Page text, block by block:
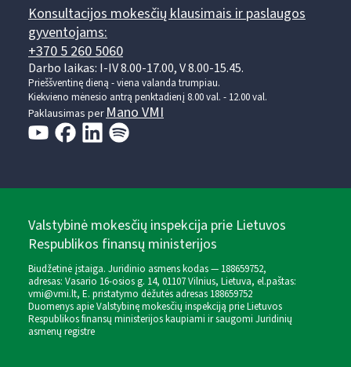
Konsultacijos mokesčių klausimais ir paslaugos
gyventojams:
+370 5 260 5060
Darbo laikas: I-IV 8.00-17.00, V 8.00-15.45.
Prieššventinę dieną - viena valanda trumpiau.
Kiekvieno mėnesio antrą penktadienį 8.00 val. - 12.00 val.
Paklausimas perMano VMI
Valstybinė mokesčių inspekcija prie Lietuvos
Respublikos finansų ministerijos
Biudžetinė įstaiga. Juridinio asmens kodas — 188659752,
adresas: Vasario 16-osios g. 14, 01107 Vilnius, Lietuva, el.paštas:
vmi@vmi.lt, E. pristatymo dėžutės adresas 188659752
Duomenys apie Valstybinę mokesčių inspekciją prie Lietuvos
Respublikos finansų ministerijos kaupiami ir saugomi Juridinių
asmenų registre